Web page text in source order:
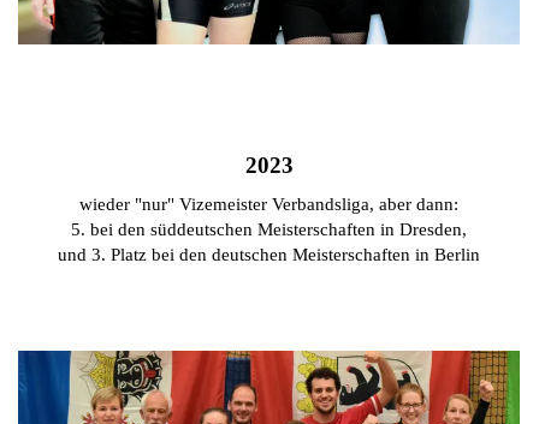
2023
wieder "nur" Vizemeister Verbandsliga, aber dann:
5. bei den süddeutschen Meisterschaften in Dresden,
und 3. Platz bei den deutschen Meisterschaften in Berlin